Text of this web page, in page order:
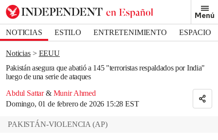
Menú
NOTICIAS ESTILO ENTRETENIMIENTO
ESPACIO
DEPORTES
Noticias
EEUU
Pakistán asegura que abatió a 145 "terroristas respaldados por India"
luego de una serie de ataques
Abdul Sattar & Munir Ahmed
Domingo, 01 de febrero de 2026 15:28 EST
Bookmark popover
Removed from bookmarks
Close popover
PAKISTÁN-VIOLENCIA (AP)